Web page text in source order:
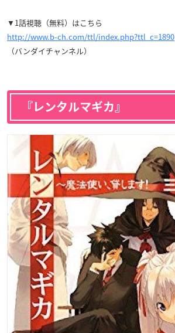
▼1話視聴（無料）はこちら
http://www.b-ch.com/ttl/index.php?ttl_c=1890
（バンダイチャンネル）
『レンタルマギカ』